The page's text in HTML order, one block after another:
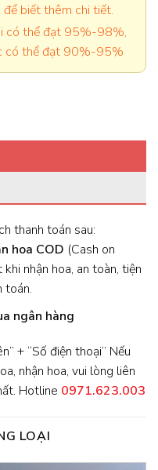
biết thêm chi tiết.
có thể đạt 95%-98%,
có thể đạt 90%-95%
thanh toán sau:
hoa COD (Cash on
nhận hoa, an toàn, tiện
toán.
ngân hàng
+ “Số điện thoại” Nếu
nhận hoa, vui lòng liên
Hotline 0971.623.003
LOẠI